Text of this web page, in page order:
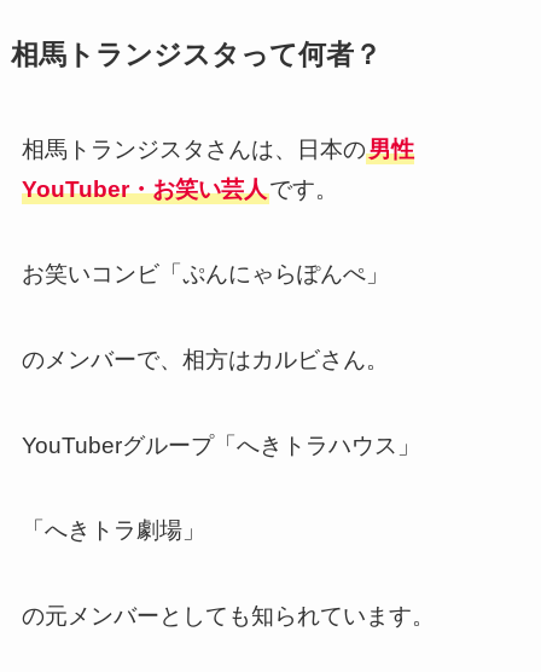
相馬トランジスタって何者？
相馬トランジスタさんは、日本の男性
YouTuber・お笑い芸人です。
お笑いコンビ「ぷんにゃらぽんぺ」
のメンバーで、相方はカルビさん。
YouTuberグループ「へきトラハウス」
「へきトラ劇場」
の元メンバーとしても知られています。